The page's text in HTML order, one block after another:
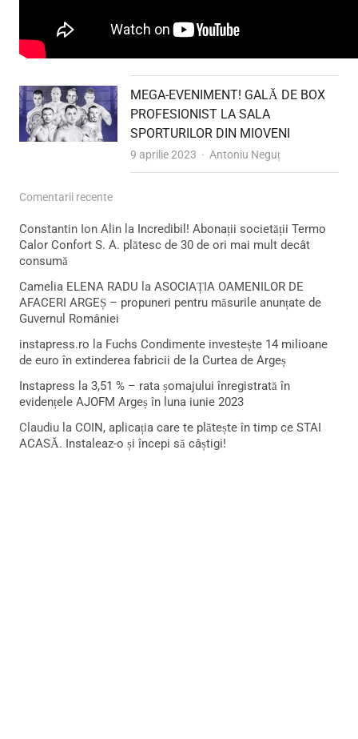
MEGA-EVENIMENT! GALĂ DE BOX
PROFESIONIST LA SALA
SPORTURILOR DIN MIOVENI
9 aprilie 2023 Author
Antoniu Neguț
Comentarii recente
Constantin Ion Alin la Incredibil! Abonații societății Termo
Calor Confort S. A. plătesc de 30 de ori mai mult decât
consumă
Camelia ELENA RADU la ASOCIAȚIA OAMENILOR DE
AFACERI ARGEȘ – propuneri pentru măsurile anunțate de
Guvernul României
instapress.ro la Fuchs Condimente investește 14 milioane
de euro în extinderea fabricii de la Curtea de Argeș
Instapress la 3,51 % – rata șomajului înregistrată în
evidențele AJOFM Argeș în luna iunie 2023
Claudiu la COIN, aplicația care te plătește în timp ce STAI
ACASĂ. Instaleaz-o și începi să câștigi!